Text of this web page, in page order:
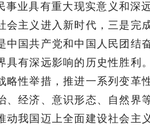
业具有重大现实意义和深
主义进入新时代，三是完
国共产党和中国人民团结
具有深远影响的历史性胜利
性举措，推进一系列变革
经济、意识形态、自然界
我国迈上全面建设社会主